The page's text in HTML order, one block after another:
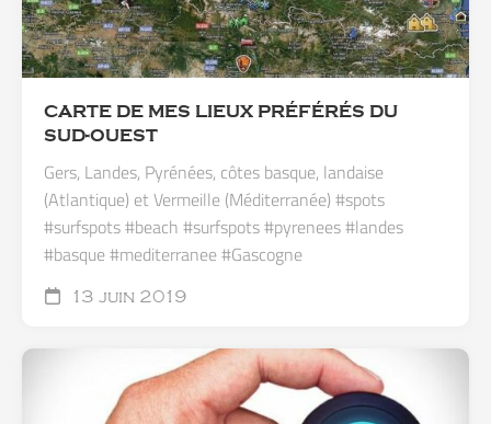
CARTE DE MES LIEUX PRÉFÉRÉS DU
SUD-OUEST
Gers, Landes, Pyrénées, côtes basque, landaise
(Atlantique) et Vermeille (Méditerranée) #spots
#surfspots #beach #surfspots #pyrenees #landes
#basque #mediterranee #Gascogne
13 juin 2019